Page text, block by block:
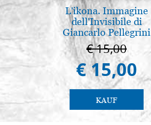
L'ikona. Immagine
dell'Invisibile di
Giancarlo Pellegrini
€ 15,00
€ 15,00
KAUF